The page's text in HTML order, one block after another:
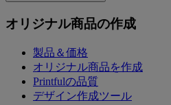
オリジナル商品の作成
製品＆価格
オリジナル商品を作成
Printfulの品質
デザイン作成ツール